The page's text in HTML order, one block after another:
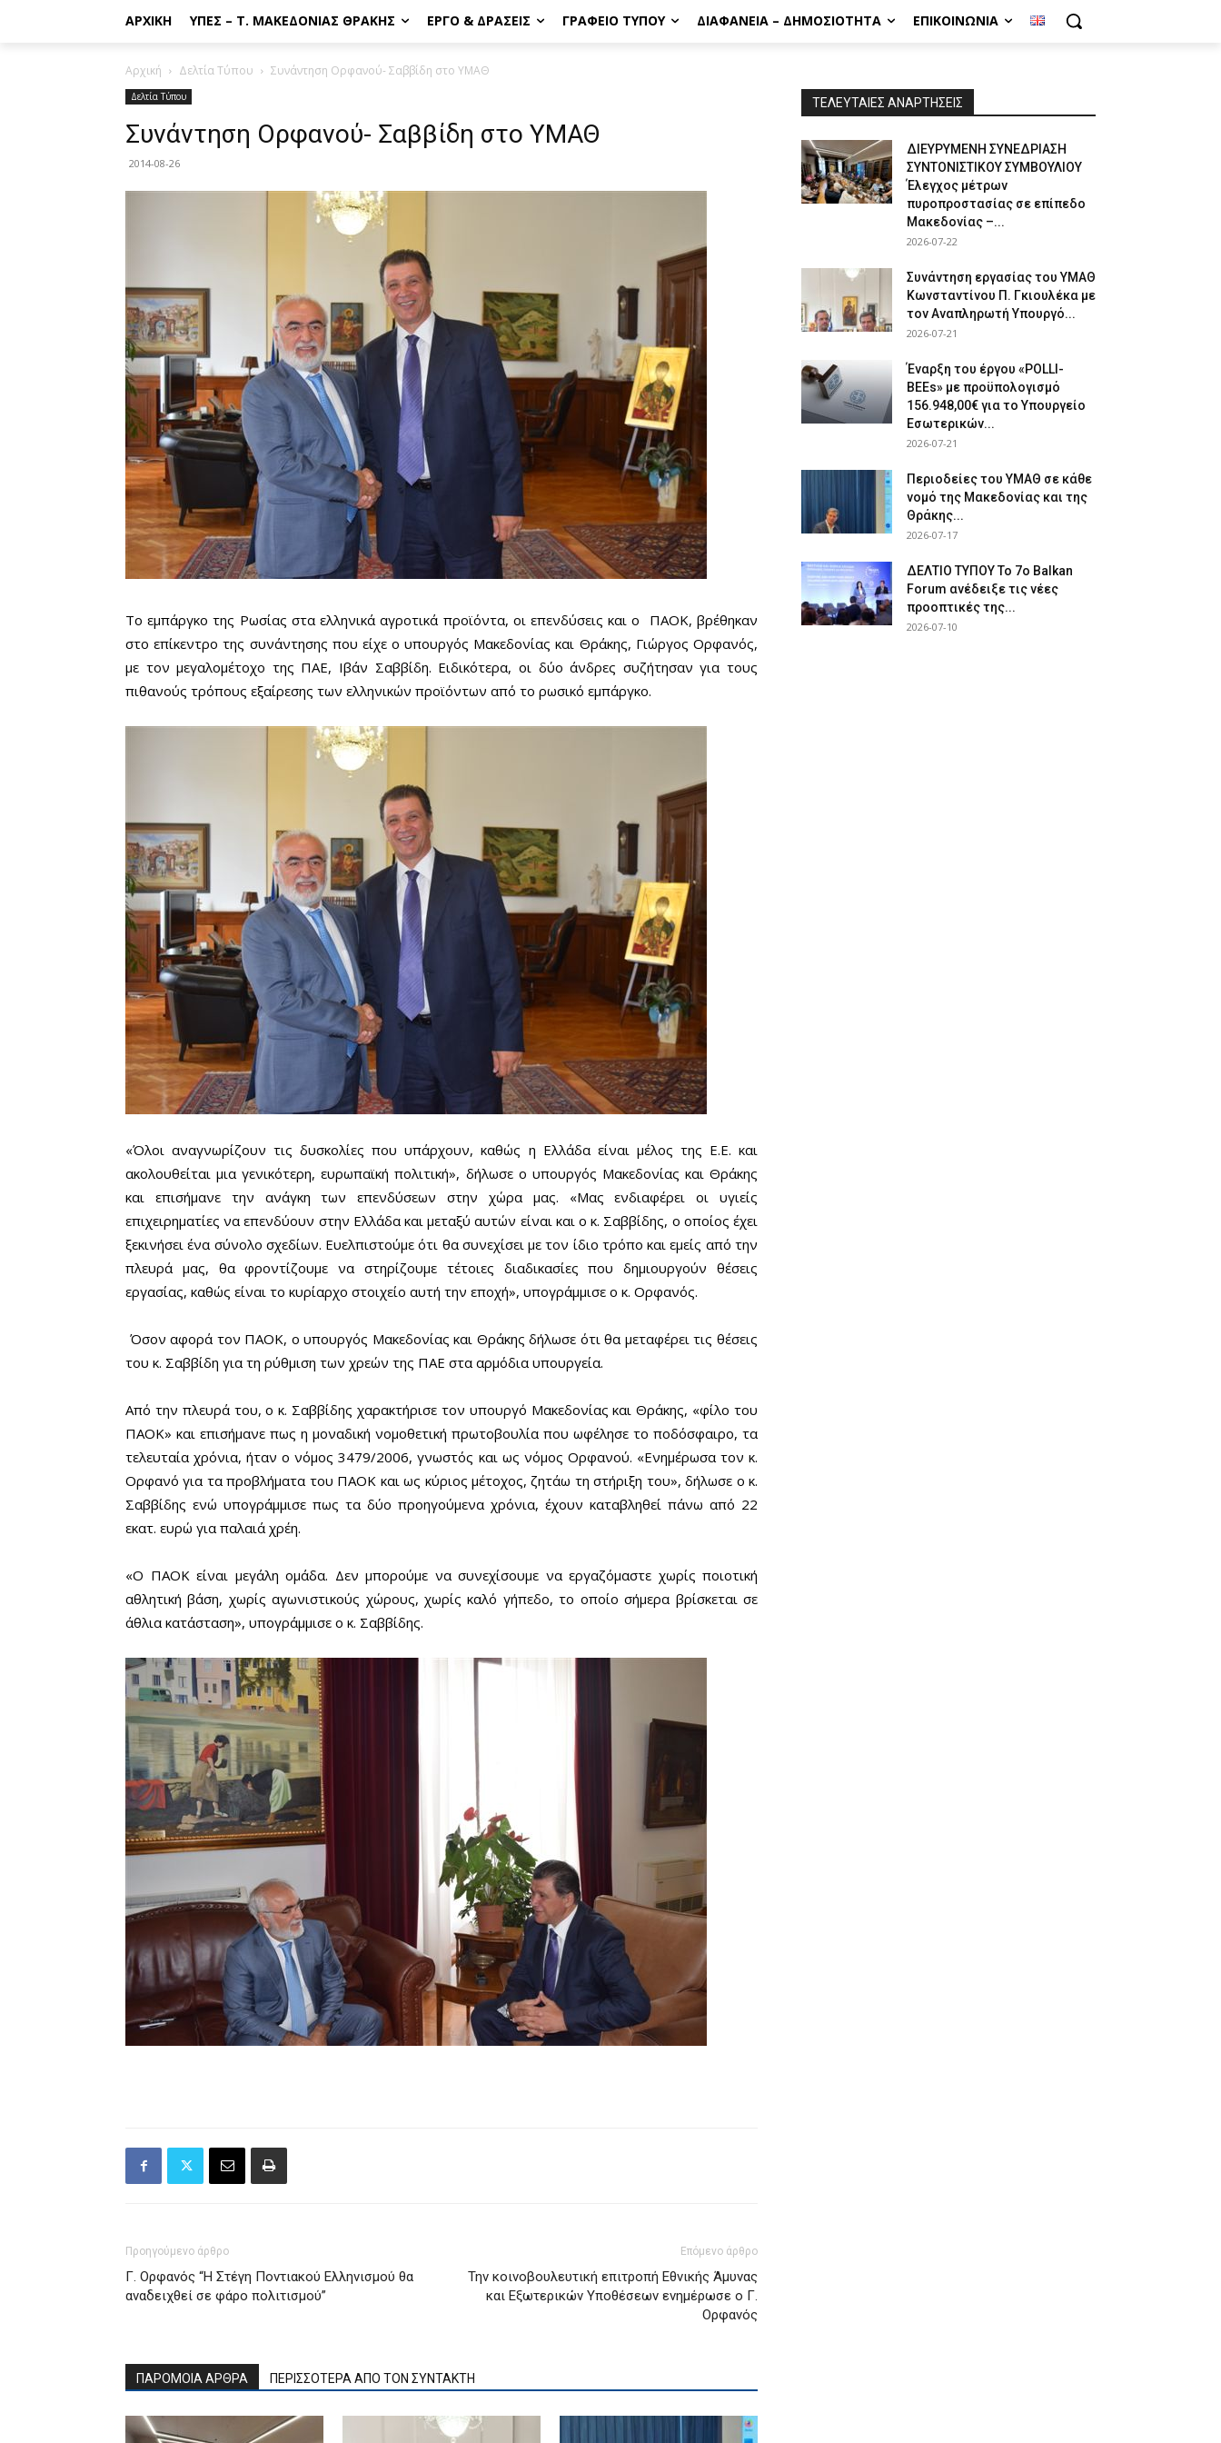
ΑΡΧΙΚΉ ΥΠΕΣ – Τ. ΜΑΚΕΔΟΝΊΑΣ ΘΡΆΚΗΣ ΈΡΓΟ & ΔΡΆΣΕΙΣ ΓΡΑΦΕΊΟ ΤΎΠΟΥ ΔΙΑΦΆΝΕΙΑ – ΔΗΜΟΣΙΌΤΗΤΑ ΕΠΙΚΟΙΝΩΝΊΑ
Αρχική Δελτία Τύπου Συνάντηση Ορφανού- Σαββίδη στο ΥΜΑΘ
Δελτία Τύπου
Συνάντηση Ορφανού- Σαββίδη στο ΥΜΑΘ
2014-08-26
Το εμπάργκο της Ρωσίας στα ελληνικά αγροτικά προϊόντα, οι επενδύσεις και ο ΠΑΟΚ, βρέθηκαν
στο επίκεντρο της συνάντησης που είχε ο υπουργός Μακεδονίας και Θράκης, Γιώργος Ορφανός,
με τον μεγαλομέτοχο της ΠΑΕ, Ιβάν Σαββίδη. Ειδικότερα, οι δύο άνδρες συζήτησαν για τους
πιθανούς τρόπους εξαίρεσης των ελληνικών προϊόντων από το ρωσικό εμπάργκο.
«Όλοι αναγνωρίζουν τις δυσκολίες που υπάρχουν, καθώς η Ελλάδα είναι μέλος της Ε.Ε. και
ακολουθείται μια γενικότερη, ευρωπαϊκή πολιτική», δήλωσε ο υπουργός Μακεδονίας και Θράκης
και επισήμανε την ανάγκη των επενδύσεων στην χώρα μας. «Μας ενδιαφέρει οι υγιείς
επιχειρηματίες να επενδύουν στην Ελλάδα και μεταξύ αυτών είναι και ο κ. Σαββίδης, ο οποίος έχει
ξεκινήσει ένα σύνολο σχεδίων. Ευελπιστούμε ότι θα συνεχίσει με τον ίδιο τρόπο και εμείς από την
πλευρά μας, θα φροντίζουμε να στηρίζουμε τέτοιες διαδικασίες που δημιουργούν θέσεις
εργασίας, καθώς είναι το κυρίαρχο στοιχείο αυτή την εποχή», υπογράμμισε ο κ. Ορφανός.
Όσον αφορά τον ΠΑΟΚ, ο υπουργός Μακεδονίας και Θράκης δήλωσε ότι θα μεταφέρει τις θέσεις
του κ. Σαββίδη για τη ρύθμιση των χρεών της ΠΑΕ στα αρμόδια υπουργεία.
Από την πλευρά του, ο κ. Σαββίδης χαρακτήρισε τον υπουργό Μακεδονίας και Θράκης, «φίλο του
ΠΑΟΚ» και επισήμανε πως η μοναδική νομοθετική πρωτοβουλία που ωφέλησε το ποδόσφαιρο, τα
τελευταία χρόνια, ήταν ο νόμος 3479/2006, γνωστός και ως νόμος Ορφανού. «Ενημέρωσα τον κ.
Ορφανό για τα προβλήματα του ΠΑΟΚ και ως κύριος μέτοχος, ζητάω τη στήριξη του», δήλωσε ο κ.
Σαββίδης ενώ υπογράμμισε πως τα δύο προηγούμενα χρόνια, έχουν καταβληθεί πάνω από 22
εκατ. ευρώ για παλαιά χρέη.
«Ο ΠΑΟΚ είναι μεγάλη ομάδα. Δεν μπορούμε να συνεχίσουμε να εργαζόμαστε χωρίς ποιοτική
αθλητική βάση, χωρίς αγωνιστικούς χώρους, χωρίς καλό γήπεδο, το οποίο σήμερα βρίσκεται σε
άθλια κατάσταση», υπογράμμισε ο κ. Σαββίδης.
Προηγούμενο άρθρο
Γ. Ορφανός “Η Στέγη Ποντιακού Ελληνισμού θα
αναδειχθεί σε φάρο πολιτισμού”
Επόμενο άρθρο
Την κοινοβουλευτική επιτροπή Εθνικής Άμυνας
και Εξωτερικών Υποθέσεων ενημέρωσε ο Γ.
Ορφανός
ΠΑΡΟΜΟΙΑ ΑΡΘΡΑ ΠΕΡΙΣΣΟΤΕΡΑ ΑΠΟ ΤΟΝ ΣΥΝΤΑΚΤΗ
ΤΕΛΕΥΤΑΙΕΣ ΑΝΑΡΤΗΣΕΙΣ
ΔΙΕΥΡΥΜΕΝΗ ΣΥΝΕΔΡΙΑΣΗ
ΣΥΝΤΟΝΙΣΤΙΚΟΥ ΣΥΜΒΟΥΛΙΟΥ
Έλεγχος μέτρων
πυροπροστασίας σε επίπεδο
Μακεδονίας –...
2026-07-22
Συνάντηση εργασίας του ΥΜΑΘ
Κωνσταντίνου Π. Γκιουλέκα με
τον Αναπληρωτή Υπουργό...
2026-07-21
Έναρξη του έργου «POLLI-
BEEs» με προϋπολογισμό
156.948,00€ για το Υπουργείο
Εσωτερικών...
2026-07-21
Περιοδείες του ΥΜΑΘ σε κάθε
νομό της Μακεδονίας και της
Θράκης...
2026-07-17
ΔΕΛΤΙΟ ΤΥΠΟΥ Το 7ο Balkan
Forum ανέδειξε τις νέες
προοπτικές της...
2026-07-10